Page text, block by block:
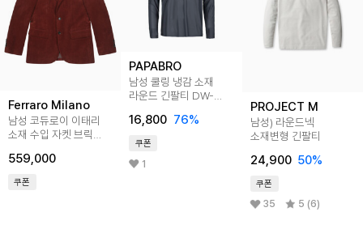
Ferraro Milano
남성 코듀로이 이태리
소재 수입 자켓 브릭
559,000
쿠폰
PAPABRO
남성 쿨링 냉감 소재
라운드 긴팔티 DW-
16,800 76%
쿠폰
1
PROJECT M
남성) 라운드넥
소재변형 긴팔티
24,900 50%
쿠폰
35 5 (6)